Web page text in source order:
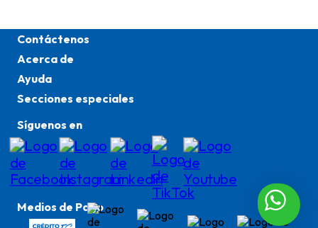
Contáctenos
Acerca de
Ayuda
Secciones especiales
Síguenos en
Medios de Pago